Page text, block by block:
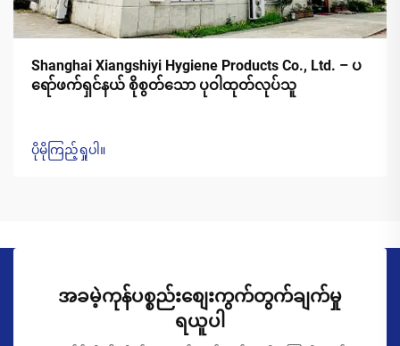
Shanghai Xiangshiyi Hygiene Products Co., Ltd. – ပ
ရော်ဖက်ရှင်နယ် စိုစွတ်သော ပုဝါထုတ်လုပ်သူ
ပိုမိုကြည့်ရှုပါ။
အခမဲ့ကုန်ပစ္စည်းစျေးကွက်တွက်ချက်မှု
ရယူပါ